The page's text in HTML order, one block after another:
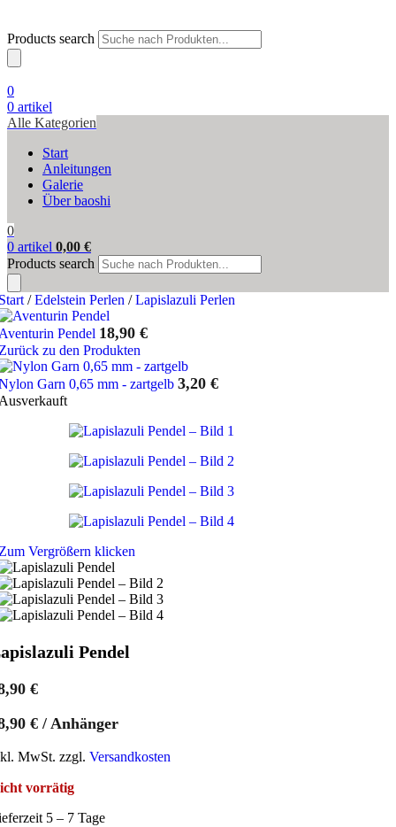
Products search
0
0 artikel
Alle Kategorien
Start
Anleitungen
Galerie
Über baoshi
0
0 artikel 0,00 €
Products search
/ Edelstein Perlen / Lapislazuli Perlen
Pendel 18,90 €
zu den Produkten
Garn 0,65 mm - zartgelb 3,20 €
Vergrößern klicken
Pendel
€
€ / Anhänger
MwSt. zzgl. Versandkosten
vorrätig
5 – 7 Tage